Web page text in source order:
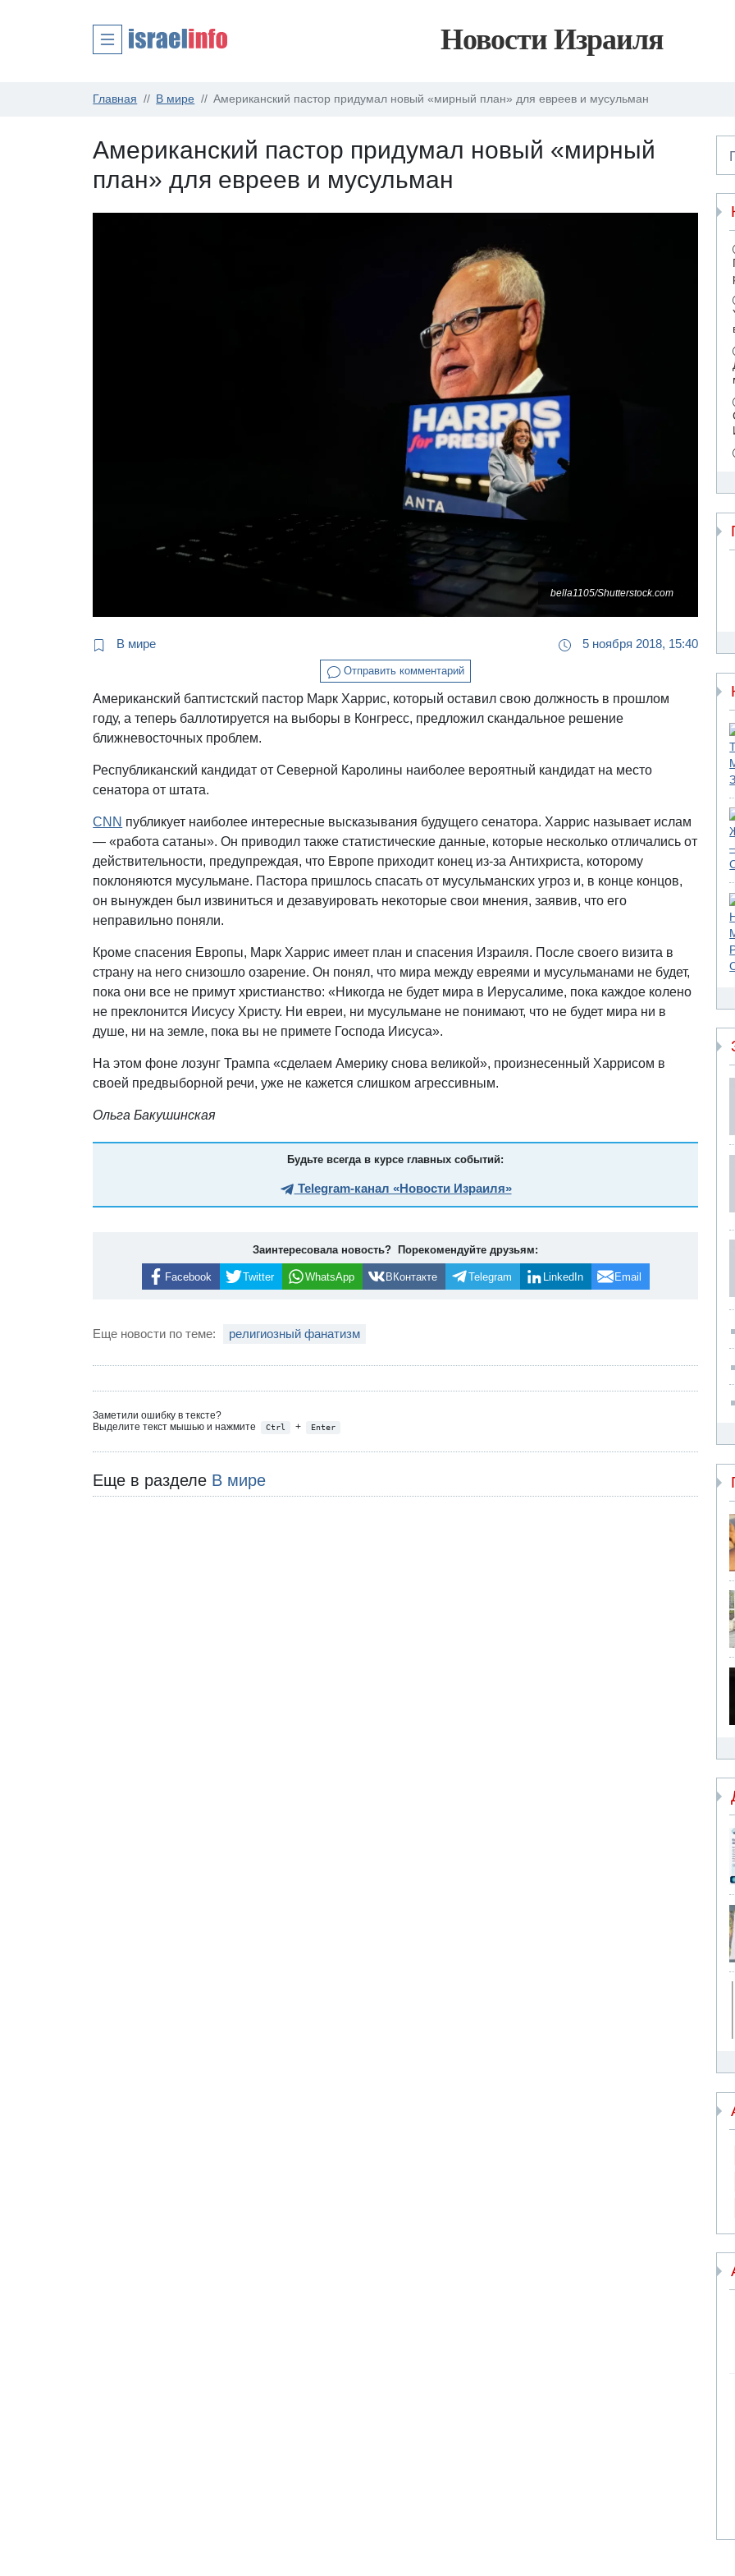
Новости Израиля
Главная В мире Американский пастор придумал новый «мирный план» для евреев и мусульман
Американский пастор придумал новый «мирный
план» для евреев и мусульман
bella1105/Shutterstock.com
В мире 5 ноября 2018, 15:40
Отправить комментарий
Американский баптистский пастор Марк Харрис, который оставил свою должность в прошлом
году, а теперь баллотируется на выборы в Конгресс, предложил скандальное решение
ближневосточных проблем.
Республиканский кандидат от Северной Каролины наиболее вероятный кандидат на место
сенатора от штата.
CNN публикует наиболее интересные высказывания будущего сенатора. Харрис называет ислам
— «работа сатаны». Он приводил также статистические данные, которые несколько отличались от
действительности, предупреждая, что Европе приходит конец из-за Антихриста, которому
поклоняются мусульмане. Пастора пришлось спасать от мусульманских угроз и, в конце концов,
он вынужден был извиниться и дезавуировать некоторые свои мнения, заявив, что его
неправильно поняли.
Кроме спасения Европы, Марк Харрис имеет план и спасения Израиля. После своего визита в
страну на него снизошло озарение. Он понял, что мира между евреями и мусульманами не будет,
пока они все не примут христианство: «Никогда не будет мира в Иерусалиме, пока каждое колено
не преклонится Иисусу Христу. Ни евреи, ни мусульмане не понимают, что не будет мира ни в
душе, ни на земле, пока вы не примете Господа Иисуса».
На этом фоне лозунг Трампа «сделаем Америку снова великой», произнесенный Харрисом в
своей предвыборной речи, уже не кажется слишком агрессивным.
Ольга Бакушинская
Будьте всегда в курсе главных событий:
Telegram-канал «Новости Израиля»
Заинтересовала новость? Порекомендуйте друзьям:
Facebook Twitter WhatsApp ВКонтакте Telegram LinkedIn Email
Еще новости по теме: религиозный фанатизм
Заметили ошибку в тексте?
Выделите текст мышью и нажмите
Ctrl + Enter
Еще в разделе В мире